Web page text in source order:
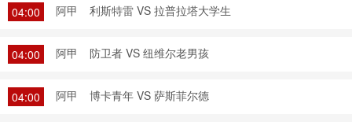
04:00 阿甲 利斯特雷 VS 拉普拉塔大学生
04:00 阿甲 防卫者 VS 纽维尔老男孩
04:00 阿甲 博卡青年 VS 萨斯菲尔德